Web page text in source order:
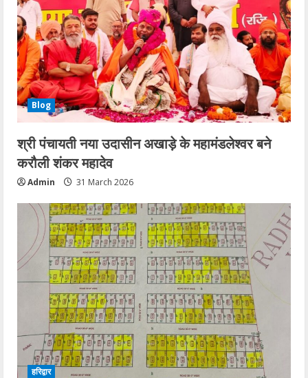
Blog
श्री पंचायती नया उदासीन अखाड़े के महामंडलेश्वर बने
करौली शंकर महादेव
Admin 31 March 2026
हरिद्वार